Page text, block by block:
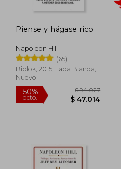
Rápido
Piense y hágase rico
Napoleon Hill
(65)
Biblok, 2015, Tapa Blanda,
Nuevo